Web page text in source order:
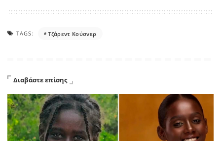
TAGS: Τζάρεντ Κούσνερ
Διαβάστε επίσης